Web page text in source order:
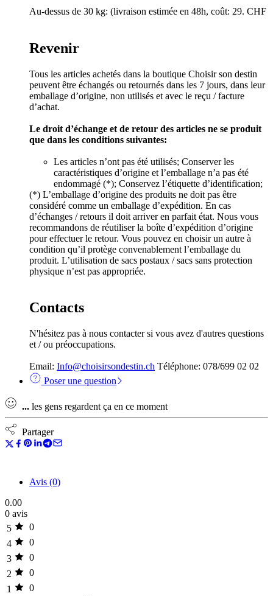
Au-dessus de 30 kg: (livraison estimée en 48h, coût: 29. CHF
Revenir
Tous les articles achetés dans la boutique Choisir son destin
peuvent être échangés ou retournés dans les 7 jours, dans leur
emballage d’origine, non utilisés et avec le reçu / facture
d’achat.
Le droit d’échange et de retour des articles ne se produit
que dans les conditions suivantes:
Les articles n’ont pas été utilisés; Conserver les
caractéristiques d’origine et l’emballage n’a pas été
endommagé (*); Conservez l’étiquette d’identification;
(*) L’emballage d’origine des produits ne doit pas être
considéré comme un emballage d’expédition. En cas
d’échanges / retours il doit arriver en parfait état. Nous vous
recommandons de réutiliser la boîte d’expédition d’origine
pour effectuer le retour. Vous pouvez en choisir un autre à
condition qu’il protège convenablement l’emballage du
produit. L’utilisation de sacs postaux / sacs sans protection
physique n’est pas appropriée.
Contacts
N'hésitez pas à nous contacter si vous avez d'autres questions
et / ou préoccupations.
Email: Info@choisirsondestin.ch Téléphone: 078/699 02 02
Poser une question
... les gens regardent ça en ce moment
Partager
Avis (0)
0.00
0 avis
5
0
4
0
3
0
2
0
1
0